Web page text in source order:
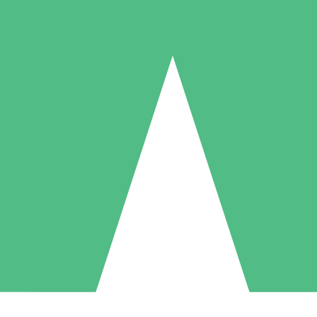
Individuelle Credit-Pakete
nach Bedarf mit Download-Credits. Keine monatliche Verpflichtung